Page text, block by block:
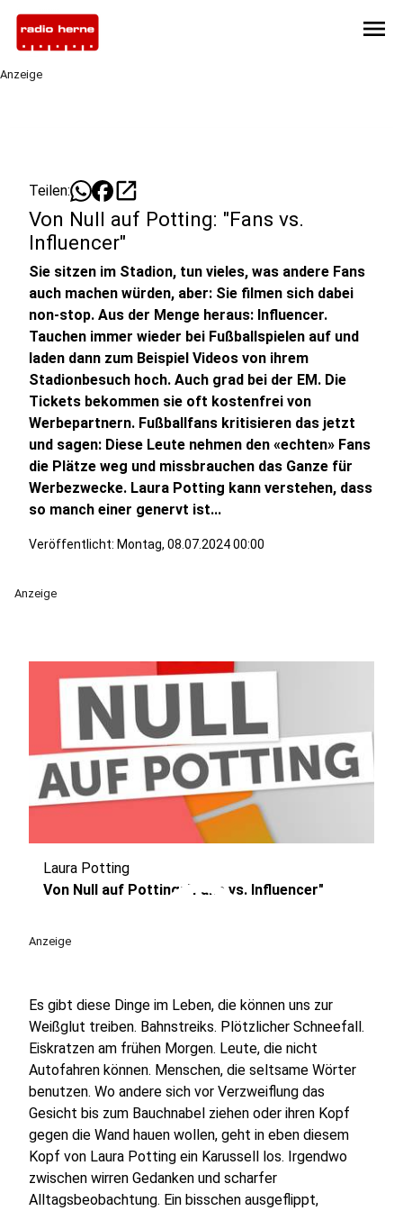
menu
Anzeige
Teilen: open_in_new
Von Null auf Potting: "Fans vs.
Influencer"
Sie sitzen im Stadion, tun vieles, was andere Fans
auch machen würden, aber: Sie filmen sich dabei
non-stop. Aus der Menge heraus: Influencer.
Tauchen immer wieder bei Fußballspielen auf und
laden dann zum Beispiel Videos von ihrem
Stadionbesuch hoch. Auch grad bei der EM. Die
Tickets bekommen sie oft kostenfrei von
Werbepartnern. Fußballfans kritisieren das jetzt
und sagen: Diese Leute nehmen den «echten» Fans
die Plätze weg und missbrauchen das Ganze für
Werbezwecke. Laura Potting kann verstehen, dass
so manch einer genervt ist...
Veröffentlicht: Montag, 08.07.2024 00:00
Anzeige
play_circle
Laura Potting
Von Null auf Potting: "Fans vs. Influencer"
Anzeige
Es gibt diese Dinge im Leben, die können uns zur
Weißglut treiben. Bahnstreiks. Plötzlicher Schneefall.
Eiskratzen am frühen Morgen. Leute, die nicht
Autofahren können. Menschen, die seltsame Wörter
benutzen. Wo andere sich vor Verzweiflung das
Gesicht bis zum Bauchnabel ziehen oder ihren Kopf
gegen die Wand hauen wollen, geht in eben diesem
Kopf von Laura Potting ein Karussell los. Irgendwo
zwischen wirren Gedanken und scharfer
Alltagsbeobachtung. Ein bisschen ausgeflippt,